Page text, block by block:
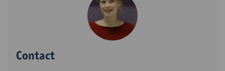
Contact